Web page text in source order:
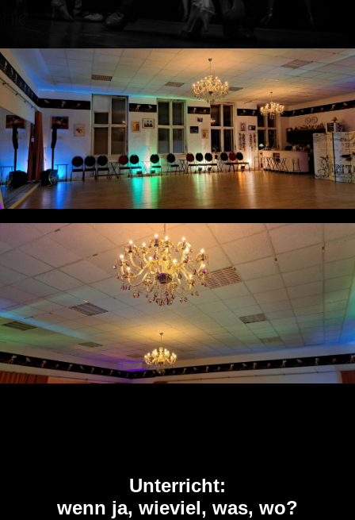
Unterricht:
wenn ja, wieviel, was, wo?